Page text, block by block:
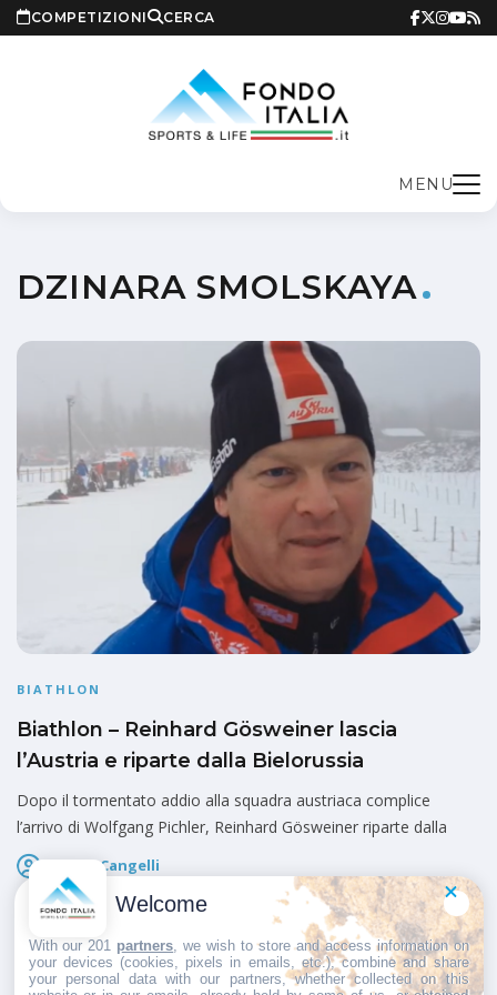
COMPETIZIONI CERCA
MENU
DZINARA SMOLSKAYA
BIATHLON
Biathlon – Reinhard Gösweiner lascia
l’Austria e riparte dalla Bielorussia
Dopo il tormentato addio alla squadra austriaca complice
l’arrivo di Wolfgang Pichler, Reinhard Gösweiner riparte dalla
Marco Cangelli
Pubblicato il
Welcome
With our 201 partners , we wish to store and access information on
your devices (cookies, pixels in emails, etc.), combine and share
your personal data with our partners, whether collected on this